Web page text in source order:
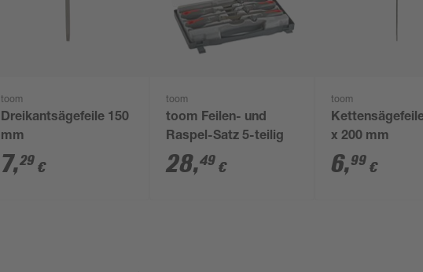
toom
Dreikantsägefeile 150
mm
7,29 €
toom
toom Feilen- und
Raspel-Satz 5-teilig
28,49 €
toom
x 200 mm
6,99 €